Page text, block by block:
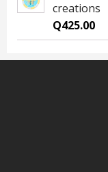
creations
Q425.00